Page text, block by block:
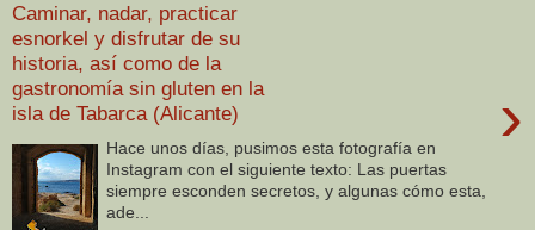
Caminar, nadar, practicar
esnorkel y disfrutar de su
historia, así como de la
gastronomía sin gluten en la
isla de Tabarca (Alicante)
›
Hace unos días, pusimos esta fotografía en
Instagram con el siguiente texto: Las puertas
siempre esconden secretos, y algunas cómo esta,
ade...